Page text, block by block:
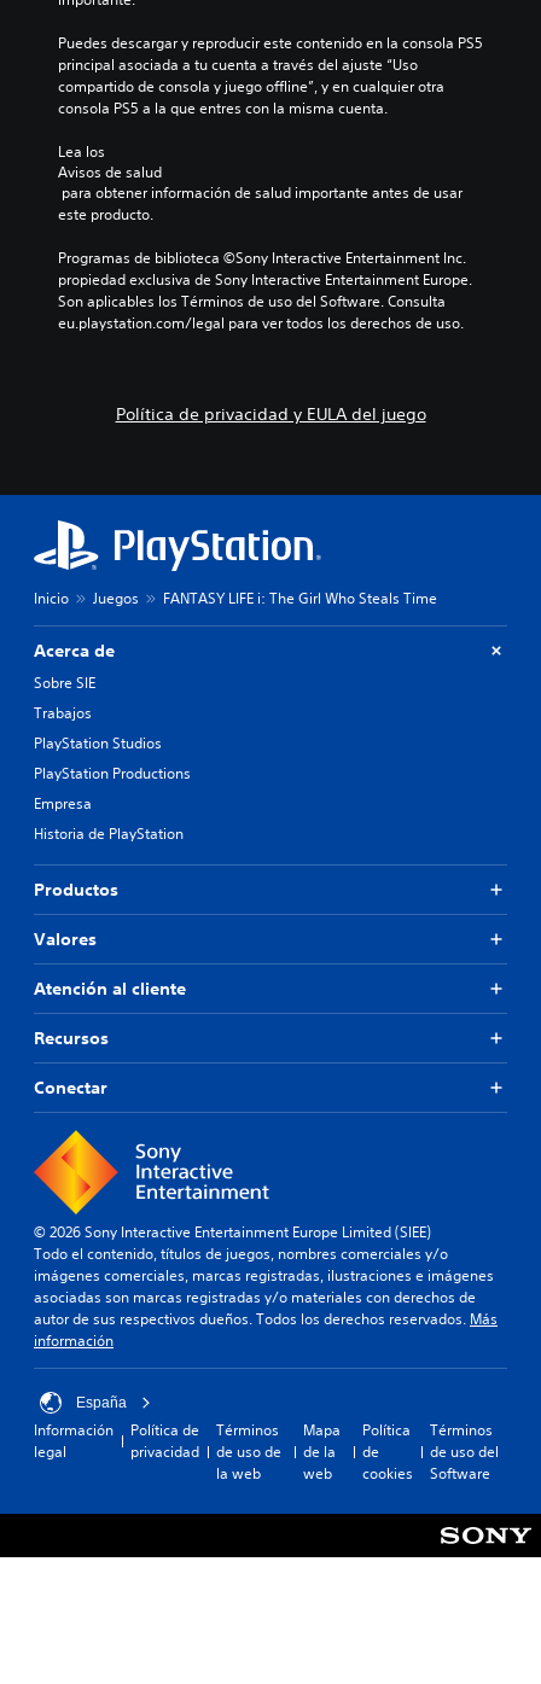
Puedes descargar y reproducir este contenido en la consola PS5
principal asociada a tu cuenta a través del ajuste “Uso
compartido de consola y juego offline”, y en cualquier otra
consola PS5 a la que entres con la misma cuenta.
Lea los
Avisos de salud
este producto.
Programas de biblioteca ©Sony Interactive Entertainment Inc.
propiedad exclusiva de Sony Interactive Entertainment Europe.
Son aplicables los Términos de uso del Software. Consulta
eu.playstation.com/legal para ver todos los derechos de uso.
Política de privacidad y EULA del juego
Inicio Juegos FANTASY LIFE i: The Girl Who Steals Time
Acerca de
Sobre SIE
Trabajos
PlayStation Studios
PlayStation Productions
Empresa
Historia de PlayStation
Productos
Valores
Atención al cliente
Recursos
Conectar
© 2026 Sony Interactive Entertainment Europe Limited (SIEE)
Todo el contenido, títulos de juegos, nombres comerciales y/o
imágenes comerciales, marcas registradas, ilustraciones e imágenes
asociadas son marcas registradas y/o materiales con derechos de
autor de sus respectivos dueños. Todos los derechos reservados. Más
información
España
Información
legal
Política de
privacidad
Términos
de uso de
la web
Mapa
de la
web
Política
de
cookies
Términos
de uso del
Software